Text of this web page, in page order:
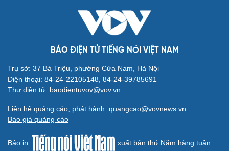
BÁO ĐIỆN TỬ TIẾNG NÓI VIỆT NAM
Trụ sở: 37 Bà Triệu, phường Cửa Nam, Hà Nội
Điện thoại: 84-24-22105148, 84-24-39785691
Thư điện tử: baodientuvov@vov.vn
Liên hệ quảng cáo, phát hành: quangcao@vovnews.vn
Báo giá quảng cáo
Báo in xuất bản thứ Năm hàng tuần